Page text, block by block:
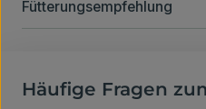
Fütterungsempfehlung
Häufige Fragen